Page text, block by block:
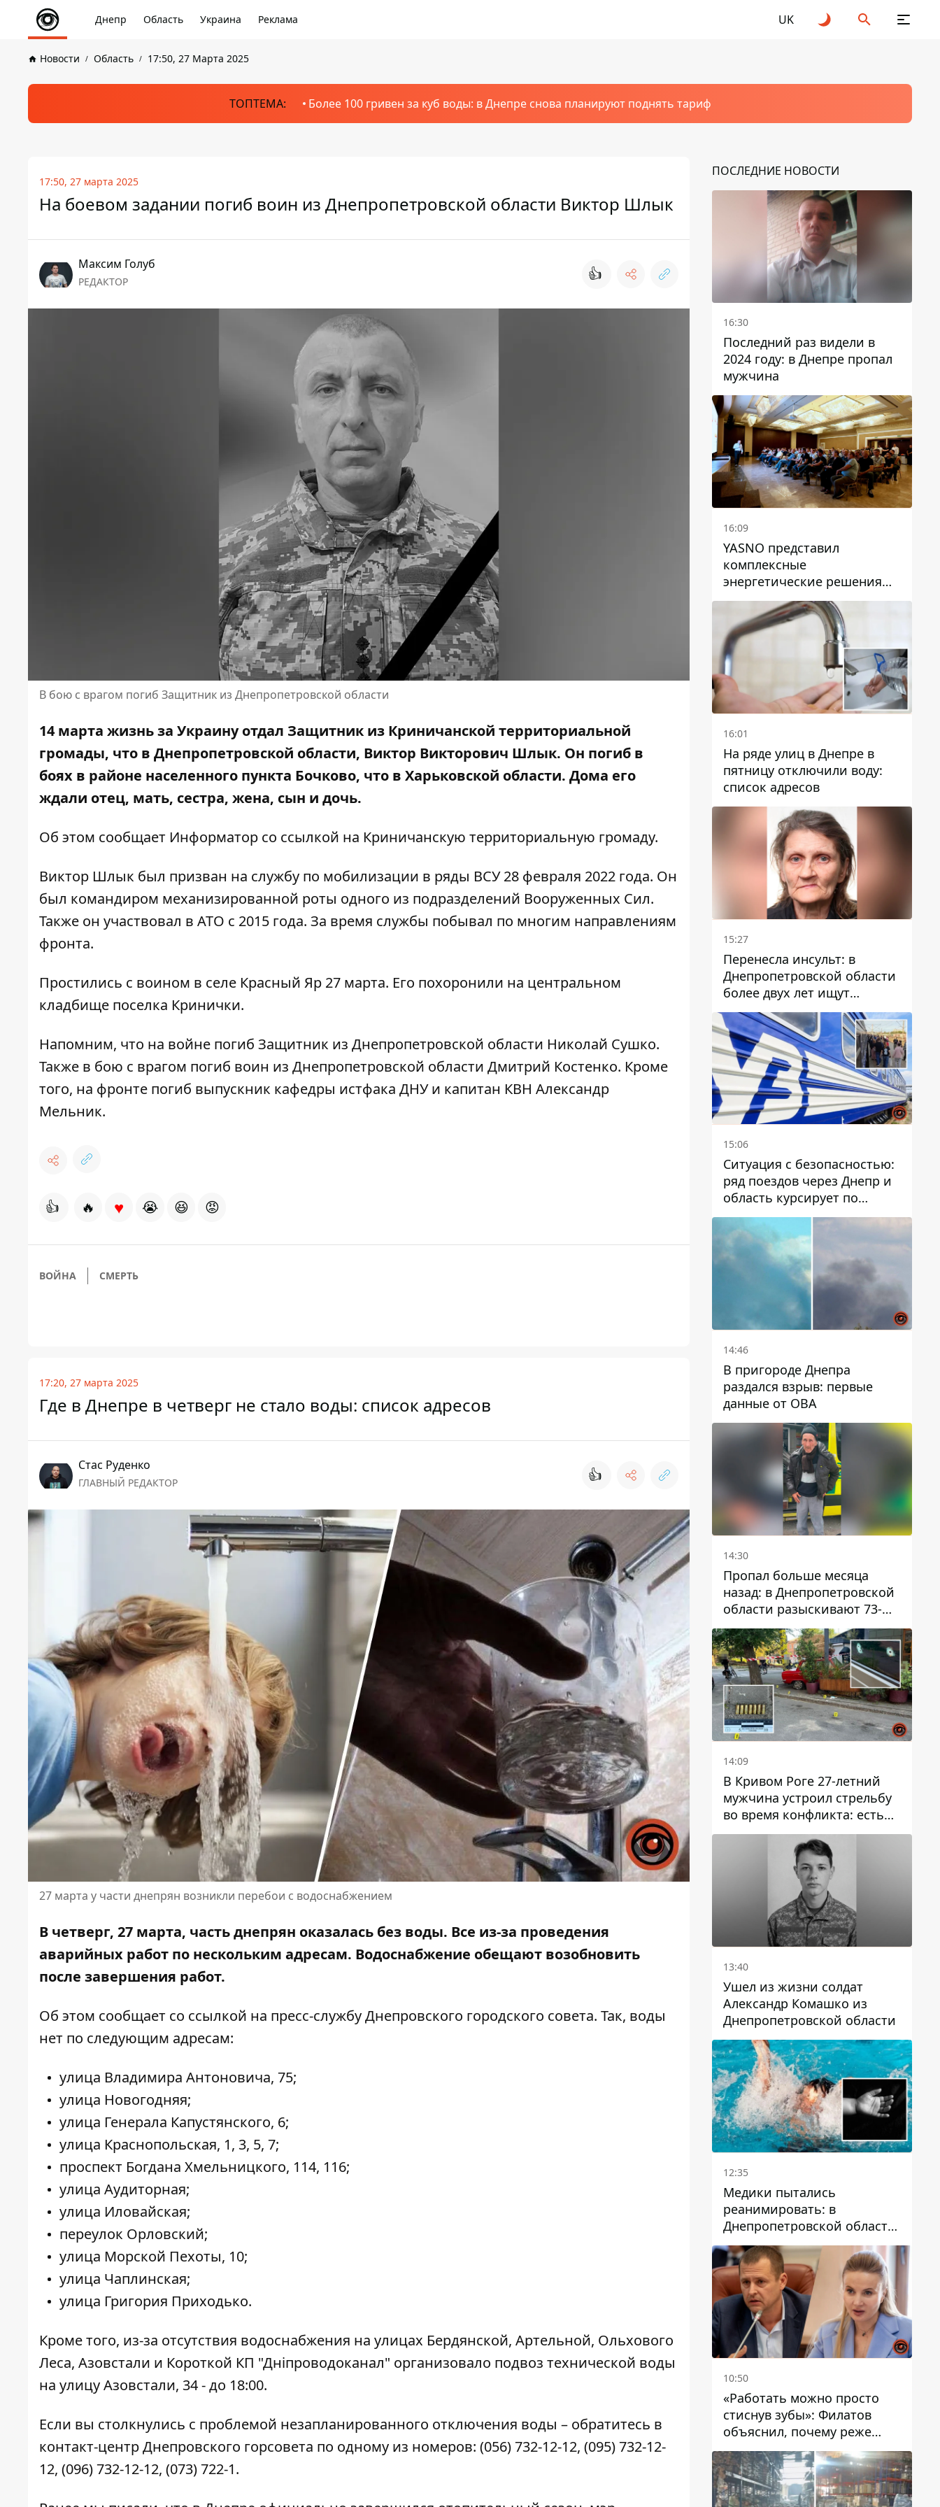
Днепр Область Украина Реклама UK
Новости Область 17:50, 27 Марта 2025
ТОПТЕМА: Более 100 гривен за куб воды: в Днепре снова планируют поднять тариф
17:50, 27 марта 2025
На боевом задании погиб воин из Днепропетровской области Виктор Шлык
Максим Голуб
РЕДАКТОР 👍
В бою с врагом погиб Защитник из Днепропетровской области
14 марта жизнь за Украину отдал Защитник из Криничанской территориальной
громады, что в Днепропетровской области, Виктор Викторович Шлык. Он погиб в
боях в районе населенного пункта Бочково, что в Харьковской области. Дома его
ждали отец, мать, сестра, жена, сын и дочь.
Об этом сообщает Информатор со ссылкой на Криничанскую территориальную громаду.
Виктор Шлык был призван на службу по мобилизации в ряды ВСУ 28 февраля 2022 года. Он
был командиром механизированной роты одного из подразделений Вооруженных Сил.
Также он участвовал в АТО с 2015 года. За время службы побывал по многим направлениям
фронта.
Простились с воином в селе Красный Яр 27 марта. Его похоронили на центральном
кладбище поселка Кринички.
Напомним, что на войне погиб Защитник из Днепропетровской области Николай Сушко.
Также в бою с врагом погиб воин из Днепропетровской области Дмитрий Костенко. Кроме
того, на фронте погиб выпускник кафедры истфака ДНУ и капитан КВН Александр
Мельник.
👍 🔥 ♥ 😭 😆 😡
ВОЙНА СМЕРТЬ
17:20, 27 марта 2025
Где в Днепре в четверг не стало воды: список адресов
Стаc Руденко
ГЛАВНЫЙ РЕДАКТОР 👍
27 марта у части днепрян возникли перебои с водоснабжением
В четверг, 27 марта, часть днепрян оказалась без воды. Все из-за проведения
аварийных работ по нескольким адресам. Водоснабжение обещают возобновить
после завершения работ.
Об этом сообщает со ссылкой на пресс-службу Днепровского городского совета. Так, воды
нет по следующим адресам:
улица Владимира Антоновича, 75;
улица Новогодняя;
улица Генерала Капустянского, 6;
улица Краснопольская, 1, 3, 5, 7;
проспект Богдана Хмельницкого, 114, 116;
улица Аудиторная;
улица Иловайская;
переулок Орловский;
улица Морской Пехоты, 10;
улица Чаплинская;
улица Григория Приходько.
Кроме того, из-за отсутствия водоснабжения на улицах Бердянской, Артельной, Ольхового
Леса, Азовстали и Короткой КП "Дніпроводоканал" организовало подвоз технической воды
на улицу Азовстали, 34 - до 18:00.
Если вы столкнулись с проблемой незапланированного отключения воды – обратитесь в
контакт-центр Днепровского горсовета по одному из номеров: (056) 732-12-12, (095) 732-12-
12, (096) 732-12-12, (073) 722-1.
ПОСЛЕДНИЕ НОВОСТИ
16:30
Последний раз видели в
2024 году: в Днепре пропал
мужчина
16:09
YASNO представил
комплексные
энергетические решения
для бизнеса в Днепре
16:01
На ряде улиц в Днепре в
пятницу отключили воду:
список адресов
15:27
Перенесла инсульт: в
Днепропетровской области
более двух лет ищут
пропавшую женщину
15:06
Ситуация с безопасностью:
ряд поездов через Днепр и
область курсирует по
измененному маршруту, а
часть пути заменили
автобусами и электричками
14:46
В пригороде Днепра
раздался взрыв: первые
данные от ОВА
14:30
Пропал больше месяца
назад: в Днепропетровской
области разыскивают 73-
летнего мужчину
14:09
В Кривом Роге 27-летний
мужчина устроил стрельбу
во время конфликта: есть
раненый
13:40
Ушел из жизни солдат
Александр Комашко из
Днепропетровской области
12:35
Медики пытались
реанимировать: в
Днепропетровской области
двухлетний мальчик утонул
в бассейне
10:50
«Работать можно просто
стиснув зубы»: Филатов
объяснил, почему реже
пишет в соцсетях и
раскритиковал медийность
чиновников